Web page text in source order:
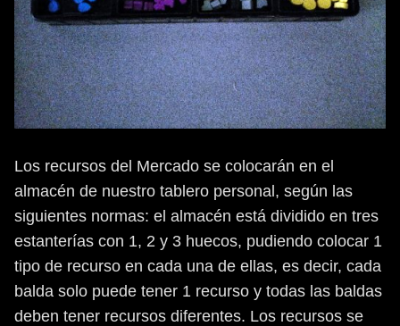
Los recursos del Mercado se colocarán en el
almacén de nuestro tablero personal, según las
siguientes normas: el almacén está dividido en tres
estanterías con 1, 2 y 3 huecos, pudiendo colocar 1
tipo de recurso en cada una de ellas, es decir, cada
balda solo puede tener 1 recurso y todas las baldas
deben tener recursos diferentes. Los recursos se